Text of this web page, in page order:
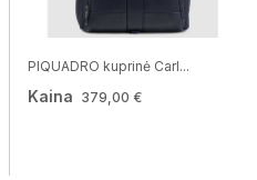
PIQUADRO kuprinė Carl...
Kaina 379,00 €